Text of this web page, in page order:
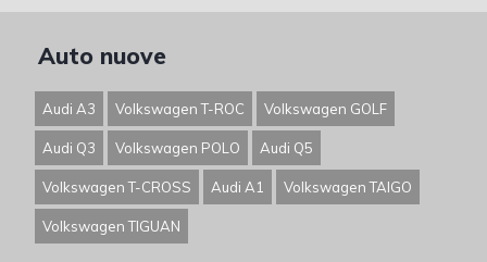
Auto nuove
Audi A3 Volkswagen T-ROC Volkswagen GOLF
Audi Q3 Volkswagen POLO Audi Q5
Volkswagen T-CROSS Audi A1 Volkswagen TAIGO
Volkswagen TIGUAN